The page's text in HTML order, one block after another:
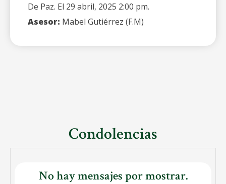
De Paz. El 29 abril, 2025 2:00 pm.
Asesor: Mabel Gutiérrez (F.M)
Condolencias
No hay mensajes por mostrar.